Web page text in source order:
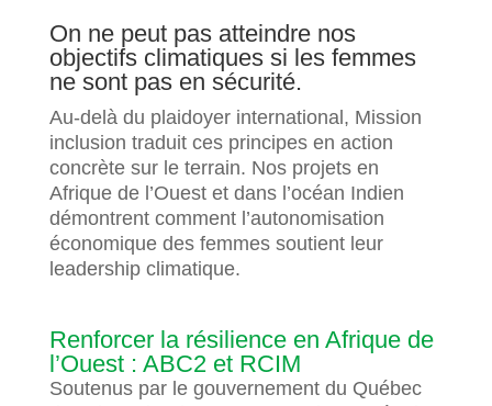
On ne peut pas atteindre nos
objectifs climatiques si les femmes
ne sont pas en sécurité.
Au-delà du plaidoyer international, Mission
inclusion traduit ces principes en action
concrète sur le terrain. Nos projets en
Afrique de l’Ouest et dans l’océan Indien
démontrent comment l’autonomisation
économique des femmes soutient leur
leadership climatique.
Renforcer la résilience en Afrique de
l’Ouest : ABC2 et RCIM
Soutenus par le gouvernement du Québec